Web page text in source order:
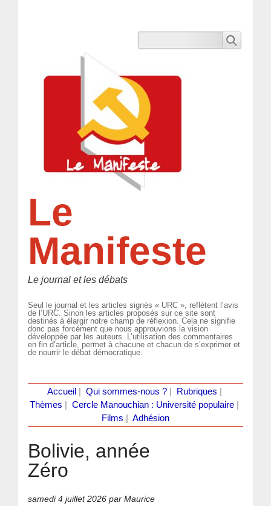
Le
Manifeste
Le journal et les débats
Seul le journal et les articles signés « URC », reflètent l’avis
de l’URC. Sinon les articles proposés sur ce site sont
destinés à élargir notre champ de réflexion. Cela ne signifie
donc pas forcément que nous approuvions la vision
développée par les auteurs. L’utilisation des commentaires
en fin d’article, permet à chacune et chacun de s’exprimer et
de nourrir le débat démocratique.
Accueil Qui sommes-nous ?| Rubriques
Thèmes
Cercle Manouchian : Université populaire
Films
Adhésion
Bolivie, année
Zéro
samedi 4 juillet 2026 par Maurice